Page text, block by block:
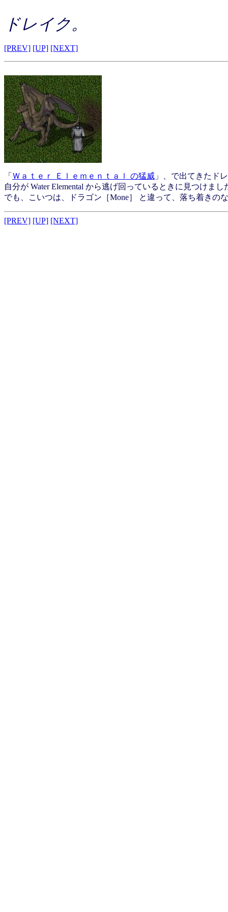
ドレイク。
[PREV] [UP] [NEXT]
「 Ｗａｔｅｒ Ｅｌｅｍｅｎｔａｌ の猛威 」、で出てきたド
自分が Water Elemental から逃げ回っているときに見つけまし
でも、こいつは、ドラゴン［Mone］ と違って、落ち着きの
[PREV] [UP] [NEXT]